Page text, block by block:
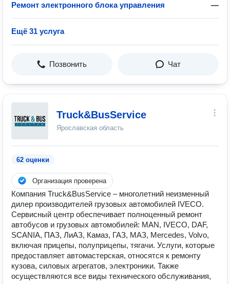
Ремонт электронного блока управления —
Ещё 31 услуга
Позвонить Чат
Truck&BusService
Ярославская область
62 оценки
Организация проверена
Компания Truck&BusService – многолетний неизменный
дилер производителей грузовых автомобилей IVECO.
Сервисный центр обеспечивает полноценный ремонт
автобусов и грузовых автомобилей: MAN, IVECO, DAF,
SCANIA, ПАЗ, ЛиАЗ, Камаз, ГАЗ, МАЗ, Mercedes, Volvo,
включая прицепы, полуприцепы, тягачи. Услуги, которые
предоставляет автомастерская, относятся к ремонту
кузова, силовых агрегатов, электроники. Также
осуществляются все виды технического обслуживания,